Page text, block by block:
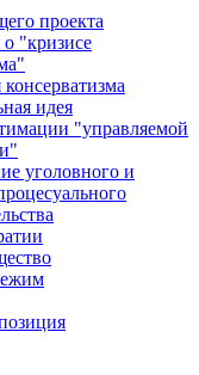
проекта
"кризисе
идея
"управляемой
уголовного и